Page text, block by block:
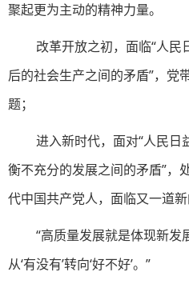
聚起更为主动的精神力量。
改革开放之初，面临“人
后的社会生产之间的矛盾”，党
题；
进入新时代，面对“人民
衡不充分的发展之间的矛盾”，
代中国共产党人，面临又一道新
“高质量发展就是体现新
从‘有没有’转向‘好不好’。”